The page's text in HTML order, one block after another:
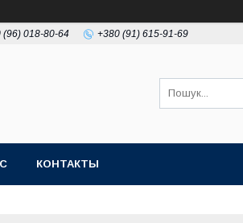
(96) 018-80-64 +380 (91) 615-91-69
КОНТАКТЫ